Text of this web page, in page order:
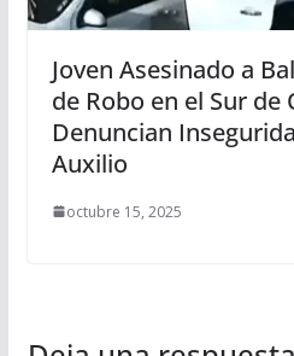
Joven Asesinado a
de Robo en el Sur
Denuncian
Auxilio
octubre 15, 2025